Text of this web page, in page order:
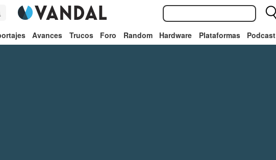
Avances Trucos Foro Random Hardware Plataformas Podcast